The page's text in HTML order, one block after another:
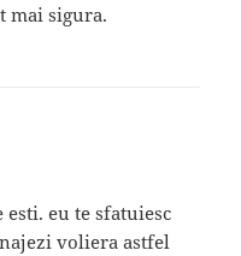
mai sigura.
eu te sfatuiesc
voliera astfel